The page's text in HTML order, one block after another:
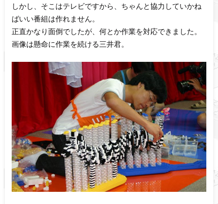
しかし、そこはテレビですから、ちゃんと協力していかね
ばいい番組は作れません。
正直かなり面倒でしたが、何とか作業を対応できました。
画像は懸命に作業を続ける三井君。